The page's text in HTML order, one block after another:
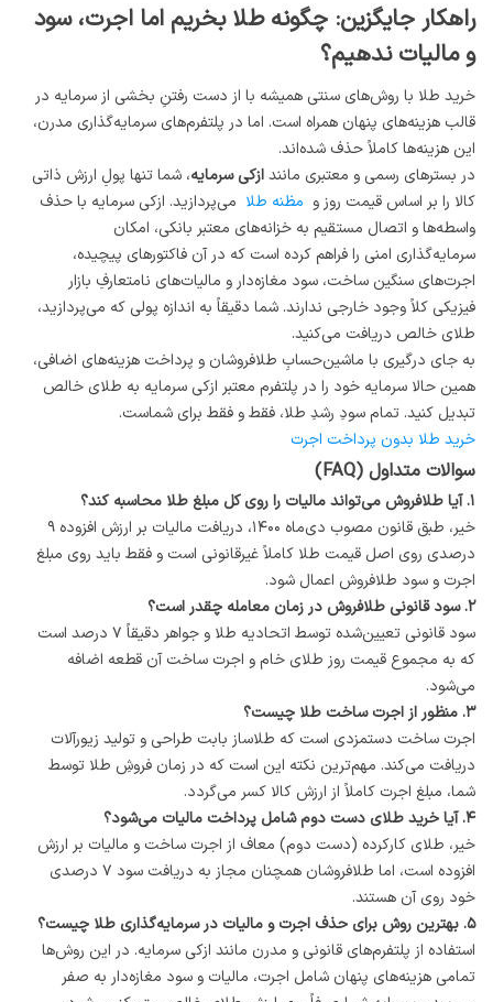
راهکار جایگزین: چگونه طلا بخریم اما اجرت، سود
و مالیات ندهیم؟
خرید طلا با روش‌های سنتی همیشه با از دست رفتنِ بخشی از سرمایه در
قالب هزینه‌های پنهان همراه است. اما در پلتفرم‌های سرمایه‌گذاری مدرن،
این هزینه‌ها کاملاً حذف شده‌اند.
در بسترهای رسمی و معتبری مانندازکی سرمایه، شما تنها پولِ ارزش ذاتی
کالا را بر اساس قیمت روز و مظنه طلا می‌پردازید. ازکی سرمایه با حذف
واسطه‌ها و اتصال مستقیم به خزانه‌های معتبر بانکی، امکان
سرمایه‌گذاری امنی را فراهم کرده است که در آن فاکتورهای پیچیده،
اجرت‌های سنگین ساخت، سود مغازه‌دار و مالیات‌های نامتعارفِ بازار
فیزیکی کلاً وجود خارجی ندارند. شما دقیقاً به اندازه پولی که می‌پردازید،
طلای خالص دریافت می‌کنید.
به جای درگیری با ماشین‌حسابِ طلافروشان و پرداخت هزینه‌های اضافی،
همین حالا سرمایه خود را در پلتفرم معتبر ازکی سرمایه به طلای خالص
تبدیل کنید. تمام سودِ رشدِ طلا، فقط و فقط برای شماست.
خرید طلا بدون پرداخت اجرت
سوالات متداول (FAQ)
۱. آیا طلافروش می‌تواند مالیات را روی کل مبلغ طلا محاسبه کند؟
خیر، طبق قانون مصوب دی‌ماه ۱۴۰۰، دریافت مالیات بر ارزش افزوده ۹
درصدی روی اصل قیمت طلا کاملاً غیرقانونی است و فقط باید روی مبلغ
اجرت و سود طلافروش اعمال شود.
۲. سود قانونی طلافروش در زمان معامله چقدر است؟
سود قانونی تعیین‌شده توسط اتحادیه طلا و جواهر دقیقاً ۷ درصد است
که به مجموع قیمت روز طلای خام و اجرت ساخت آن قطعه اضافه
می‌شود.
۳. منظور از اجرت ساخت طلا چیست؟
اجرت ساخت دستمزدی است که طلاساز بابت طراحی و تولید زیورآلات
دریافت می‌کند. مهم‌ترین نکته این است که در زمان فروشِ طلا توسط
شما، مبلغ اجرت کاملاً از ارزش کالا کسر می‌گردد.
۴. آیا خرید طلای دست دوم شامل پرداخت مالیات می‌شود؟
خیر، طلای کارکرده (دست دوم) معاف از اجرت ساخت و مالیات بر ارزش
افزوده است، اما طلافروشان همچنان مجاز به دریافت سود ۷ درصدی
خود روی آن هستند.
۵. بهترین روش برای حذف اجرت و مالیات در سرمایه‌گذاری طلا چیست؟
استفاده از پلتفرم‌های قانونی و مدرن مانند ازکی سرمایه. در این روش‌ها
تمامی هزینه‌های پنهان شامل اجرت، مالیات و سود مغازه‌دار به صفر